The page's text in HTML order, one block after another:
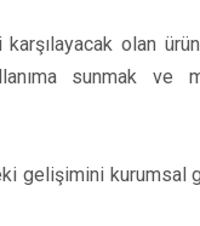
olan
sunmak ve
gelişimini kurumsal